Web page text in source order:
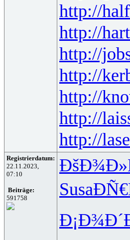
http://
http://
http://
http://
http://
http://
http://
Registrierdatum:
22.11.2023,
07:10
Beiträge:
591758
Susa